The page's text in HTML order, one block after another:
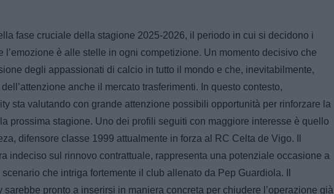
fase cruciale della stagione 2025-2026, il periodo in cui si decidono i
l’emozione è alle stelle in ogni competizione. Un momento decisivo che
degli appassionati di calcio in tutto il mondo e che, inevitabilmente,
anche il mercato trasferimenti. In questo contesto,
sta valutando con grande attenzione possibili opportunità per rinforzare la
prossima stagione. Uno dei profili seguiti con maggiore interesse è quello
difensore classe 1999 attualmente in forza al RC Celta de Vigo. Il
indeciso sul rinnovo contrattuale, rappresenta una potenziale occasione a
che intriga fortemente il club allenato da Pep Guardiola. Il
sarebbe pronto a inserirsi in maniera concreta per chiudere l’operazione già